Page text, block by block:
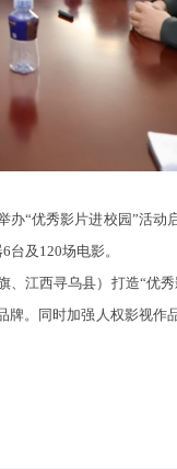
“优秀影片进校园”活动
及120场电影。
江西寻乌县）打造“优秀
。同时加强人权影视作